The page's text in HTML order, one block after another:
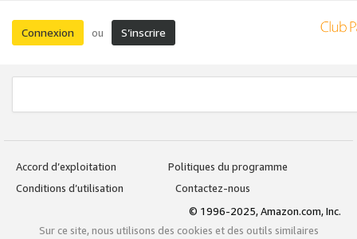
Connexion ou S’inscrire
Accord d’exploitation
Politiques du programme
Conditions d’utilisation
Contactez-nous
© 1996-2025, Amazon.com, Inc.
Sur ce site, nous utilisons des cookies et des outils similaires